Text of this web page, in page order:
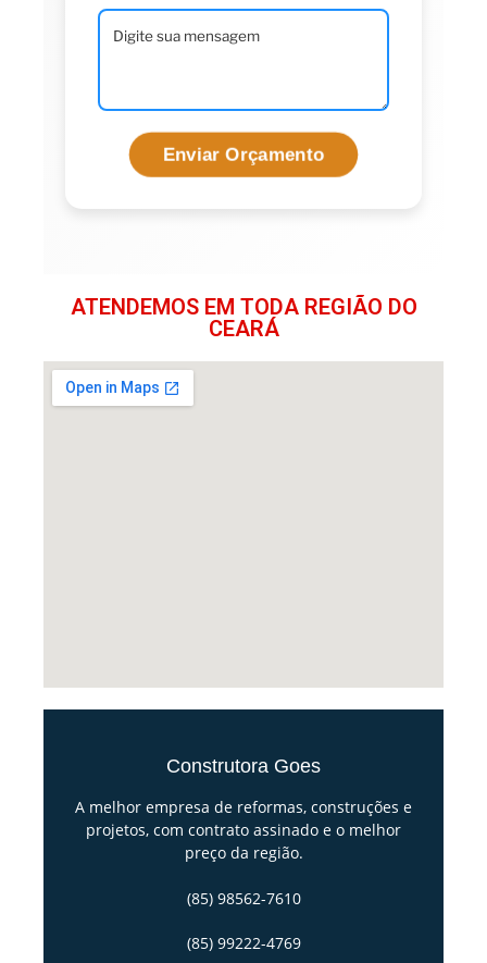
ATENDEMOS EM TODA REGIÃO DO
CEARÁ
Construtora Goes
A melhor empresa de reformas, construções e
projetos, com contrato assinado e o melhor
preço da região.
(85) 98562-7610
(85) 99222-4769